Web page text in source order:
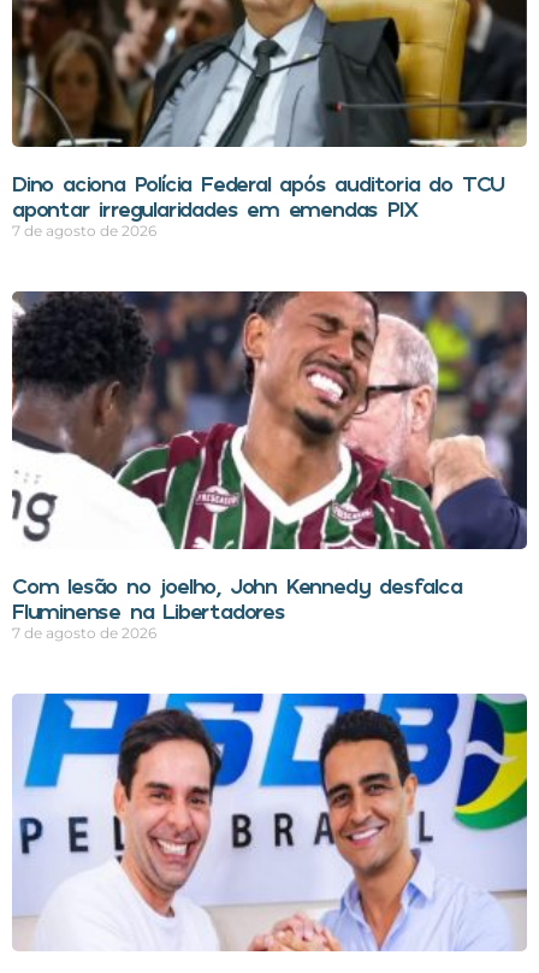
Dino aciona Polícia Federal após auditoria do TCU
apontar irregularidades em emendas PIX
7 de agosto de 2026
Com lesão no joelho, John Kennedy desfalca
Fluminense na Libertadores
7 de agosto de 2026